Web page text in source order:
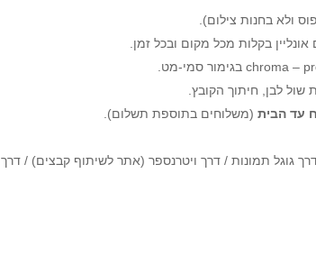
ולא בחנות צילום).
בקלות מכל מקום ובכל זמן.
לבן, חיתוך הקובץ.
עד הבית(משלוחים בתוספת תשלום).
גוגל תמונות / דרך ויטרנספר (אתר לשיתוף קבצים) / דרך